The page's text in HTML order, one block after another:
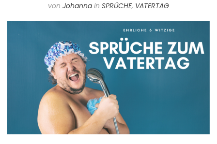
von Johanna in SPRÜCHE, VATERTAG